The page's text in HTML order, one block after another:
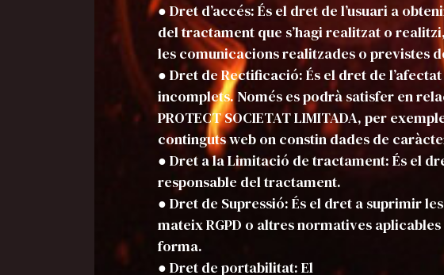
● Dret d’accés: És el dret de l’usuari a
del tractament que s’hagi realitzat o
les comunicacions realitzades o previstes
● Dret de Rectificació: És el dret de
incomplets. Només es podrà satisfer en
PROTECT SOCIETAT LIMITADA, per
continguts web on constin dades de
● Dret a la Limitació de tractament: És el
responsable del tractament.
● Dret de Supressió: És el dret a suprimir
mateix RGPD o altres normatives
forma.
● Dret de portabilitat: El